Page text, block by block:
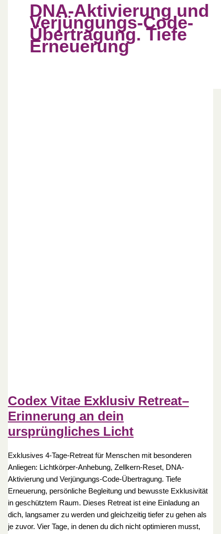
DNA-Aktivierung und
Verjüngungs-Code-
Übertragung. Tiefe
Erneuerung
Codex Vitae Exklusiv Retreat–
Erinnerung an dein
ursprüngliches Licht
Exklusives 4-Tage-Retreat für Menschen mit besonderen
Anliegen: Lichtkörper-Anhebung, Zellkern-Reset, DNA-
Aktivierung und Verjüngungs-Code-Übertragung. Tiefe
Erneuerung, persönliche Begleitung und bewusste Exklusivität
in geschütztem Raum. Dieses Retreat ist eine Einladung an
dich, langsamer zu werden und gleichzeitig tiefer zu gehen als
je zuvor. Vier Tage, in denen du dich nicht optimieren musst,